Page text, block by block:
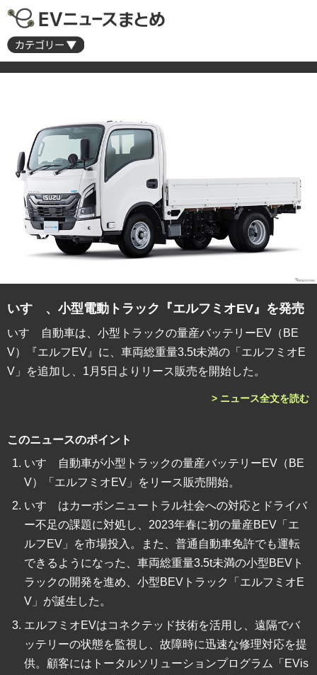
いすゞ、小型電動トラック『エルフミオEV』を発売
いすゞ自動車は、小型トラックの量産バッテリーEV（BE
V）『エルフEV』に、車両総重量3.5t未満の「エルフミオE
V」を追加し、1月5日よりリース販売を開始した。
> ニュース全文を読む
このニュースのポイント
いすゞ自動車が小型トラックの量産バッテリーEV（BE
V）「エルフミオEV」をリース販売開始。
いすゞはカーボンニュートラル社会への対応とドライバ
ー不足の課題に対処し、2023年春に初の量産BEV「エ
ルフEV」を市場投入。また、普通自動車免許でも運転
できるようになった、車両総重量3.5t未満の小型BEVト
ラックの開発を進め、小型BEVトラック「エルフミオE
V」が誕生した。
エルフミオEVはコネクテッド技術を活用し、遠隔でバ
ッテリーの状態を監視し、故障時に迅速な修理対応を提
供。顧客にはトータルソリューションプログラム「EVis